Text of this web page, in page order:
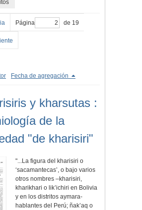
Página de 19
Fecha de agregación
y kharsutas :
de la
"de kharisiri"
"...La figura del kharisiri o
‘sacamantecas’, o bajo varios
otros nombres –kharisiri,
kharikhari o lik’ichiri en Bolivia
y en los distritos aymara-
hablantes del Perú; ñak’aq o